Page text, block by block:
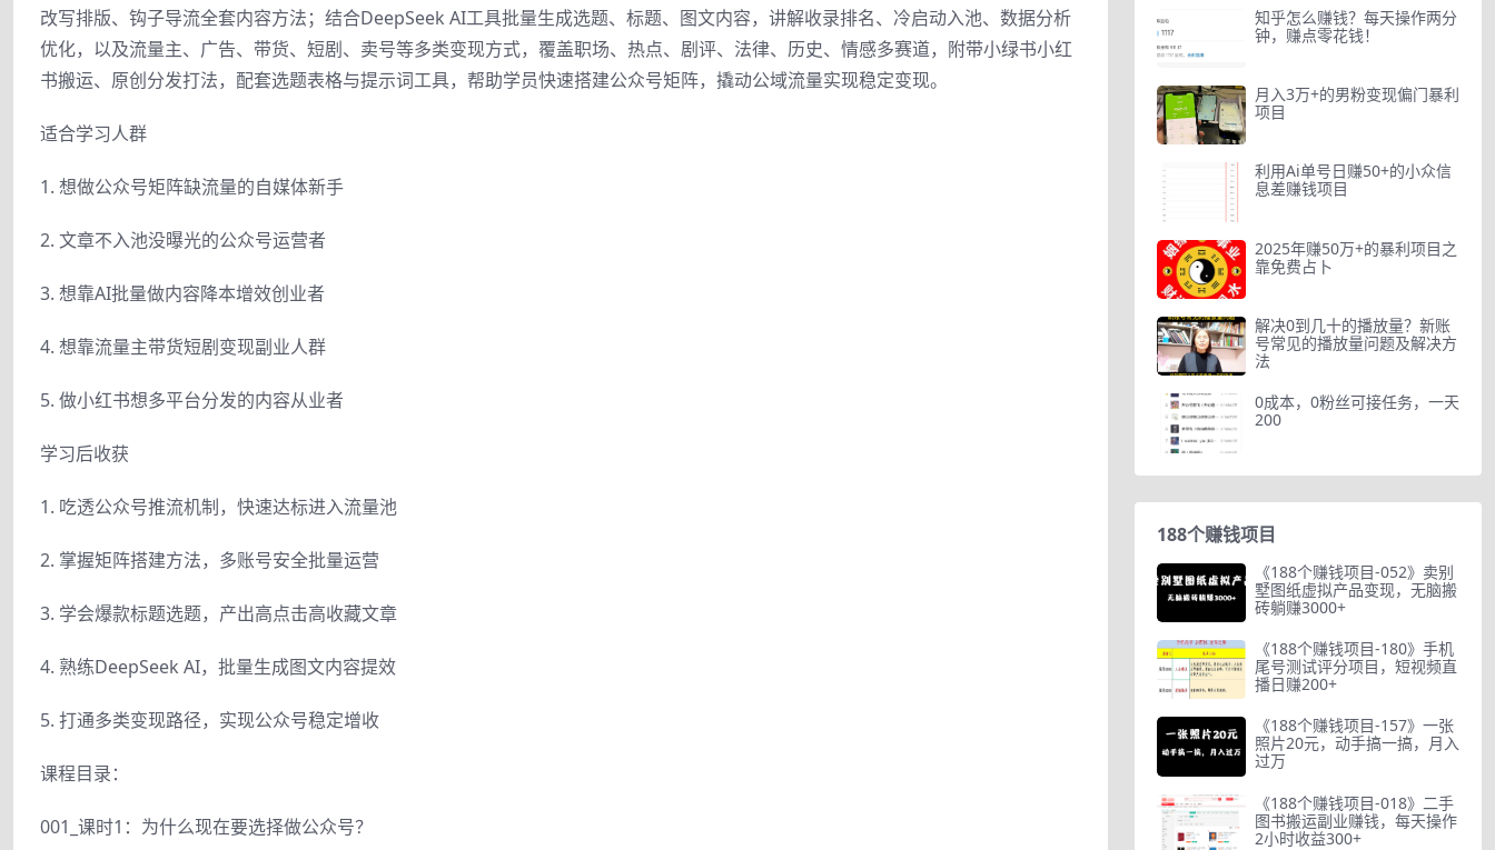
改写排版、钩子导流全套内容方法；结合DeepSeek AI工具批量生成选题、标题、图文内容，讲解收录排名、冷启动入池、数据分析
优化，以及流量主、广告、带货、短剧、卖号等多类变现方式，覆盖职场、热点、剧评、法律、历史、情感多赛道，附带小绿书小红
书搬运、原创分发打法，配套选题表格与提示词工具，帮助学员快速搭建公众号矩阵，撬动公域流量实现稳定变现。
适合学习人群
1. 想做公众号矩阵缺流量的自媒体新手
2. 文章不入池没曝光的公众号运营者
3. 想靠AI批量做内容降本增效创业者
4. 想靠流量主带货短剧变现副业人群
5. 做小红书想多平台分发的内容从业者
学习后收获
1. 吃透公众号推流机制，快速达标进入流量池
2. 掌握矩阵搭建方法，多账号安全批量运营
3. 学会爆款标题选题，产出高点击高收藏文章
4. 熟练DeepSeek AI，批量生成图文内容提效
5. 打通多类变现路径，实现公众号稳定增收
课程目录：
001_课时1：为什么现在要选择做公众号？
知乎怎么赚钱？每天操作两分
钟，赚点零花钱！
月入3万+的男粉变现偏门暴利
项目
利用Ai单号日赚50+的小众信
息差赚钱项目
2025年赚50万+的暴利项目之
靠免费占卜
解决0到几十的播放量？新账
号常见的播放量问题及解决方
法
0成本，0粉丝可接任务，一天
200
188个赚钱项目
《188个赚钱项目-052》卖别
墅图纸虚拟产品变现，无脑搬
砖躺赚3000+
《188个赚钱项目-180》手机
尾号测试评分项目，短视频直
播日赚200+
《188个赚钱项目-157》一张
照片20元，动手搞一搞，月入
过万
《188个赚钱项目-018》二手
图书搬运副业赚钱，每天操作
2小时收益300+